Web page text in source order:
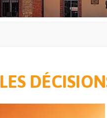
LES